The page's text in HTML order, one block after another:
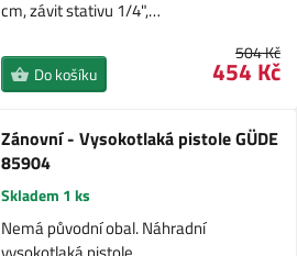
cm, závit stativu 1/4",…
504 Kč
454 Kč
Do košíku
Zánovní - Vysokotlaká pistole GÜDE
85904
Skladem 1 ks
Nemá původní obal. Náhradní